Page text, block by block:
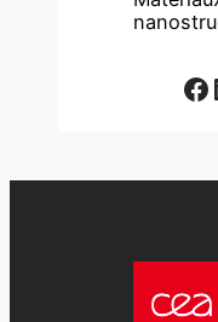
Facebook